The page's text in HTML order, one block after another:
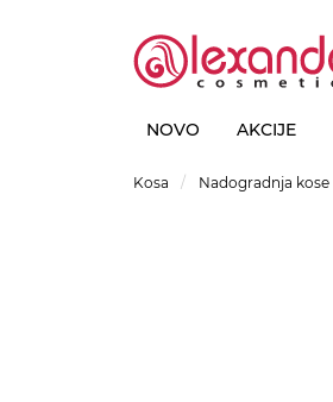
NOVO AKCIJE
Kosa Nadogradnja kose